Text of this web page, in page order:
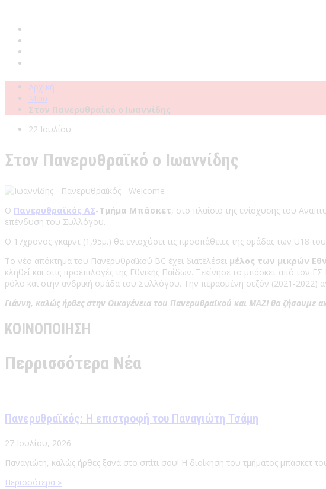
Αρχική
Main
Στον Πανερυθραϊκό ο Ιωαννίδης
22 Ιουλίου
Στον Πανερυθραϊκό ο Ιωαννίδης
Ο Πανερυθραϊκός ΑΣ-Τμήμα Μπάσκετ, στο πλαίσιο της ενίσχυσης του
επένδυση του Συλλόγου.
Ο 17χρονος γκαρντ (1,95μ.) θα ενισχύσει τις προσπάθειες της ομάδας των U18
Το νέο απόκτημα του Πανερυθραϊκού BC έχει διατελέσει μέλος των μικρών
κληθεί και στις προεπιλογές της Εθνικής Παίδων. Ξεκίνησε το μπάσκετ από
ρόλο και στην ανδρική ομάδα του Συλλόγου. Την περασμένη σεζόν (2021-2022)
Γιάννη, καλώς ήρθες στην Οικογένεια του Πανερυθραϊκού και ΜΑΖΙ θα ζήσουμε
ΚΟΙΝΟΠΟΙΗΣΗ
Περρισσότερα Νέα
Πανερυθραϊκός: Η επιστροφή του Παναγιώτη Τσάμη
27 Ιουλίου, 2026
Παναγιώτη, καλώς ήρθες ξανά στο σπίτι σου! Η διοίκηση του τμήματος μπάσκετ
Περισσότερα »